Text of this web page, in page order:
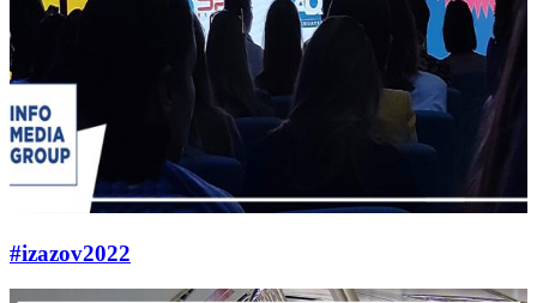
#izazov2022